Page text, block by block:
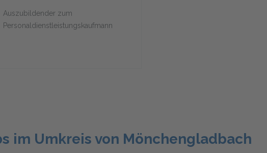
Auszubildender zum
Personaldienstleistungskaufmann
im Umkreis von Mönchengladbach